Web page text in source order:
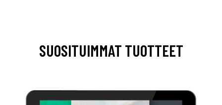
SUOSITUIMMAT TUOTTEET